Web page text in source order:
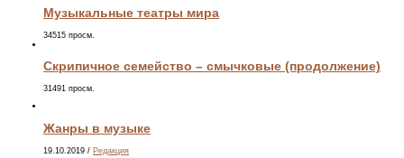
Музыкальные театры мира
34515 просм.
Скрипичное семейство – смычковые (продолжение)
31491 просм.
Жанры в музыке
19.10.2019 / Редакция